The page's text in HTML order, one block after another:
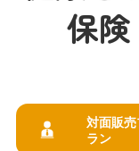
保険
対面販売
ラン